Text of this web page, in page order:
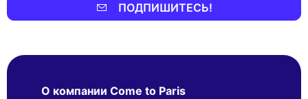
ПОДПИШИТЕСЬ!
О компании Come to Paris